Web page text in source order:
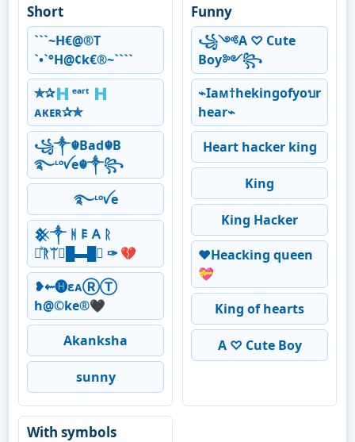
Short
```~H€@®T
`•`°H@¢k€®~````
✯︎✰︎🇭 ᵉᵃʳᵗ 🇭
ᴀᴋᴇʀ✰︎✯︎
꧁༒☬Bad☬B
࿐ᶫᵒꪜe☬༒꧂
࿐ᶫᵒꪜe
𒆜༒ ᚻ 𐌄 𐌀 ᚱ
ᚱᷜᚱͥᛠ✑█▬█✑ ✑ 💔
❥⇜🅗ɛᴀⓇⓉ
h@©ke®🖤
Akanksha
sunny
Funny
꧁༺A ♡ Cute
Boy༻꧂
⌁Iaᴍ†hekingofyoบr
hear⌁
Heart hacker king
King
King Hacker
♥️Heacking queen
💝
King of hearts
A ♡ Cute Boy
With symbols